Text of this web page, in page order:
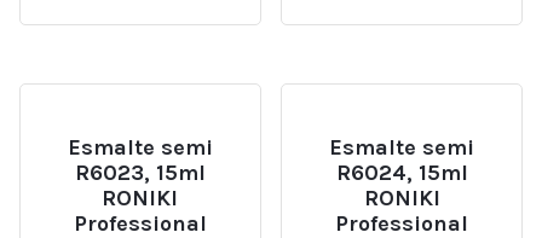
era:
es:
era:
es:
Esmalte semi
R6023, 15ml
RONIKI
Professional
Esmalte semi
R6024, 15ml
RONIKI
Professional